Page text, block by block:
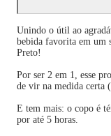
Unindo o útil ao
bebida favorita em um
Preto!
Por ser 2 em 1, esse
de vir na medida certa
E tem mais: o copo é
por até 5 horas.